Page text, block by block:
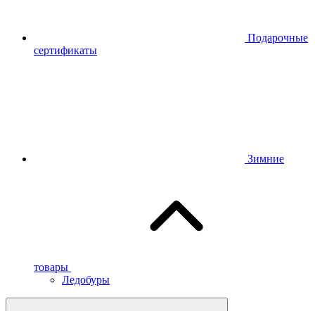
Подарочные
сертификаты
Зимние
товары
Ледобуры